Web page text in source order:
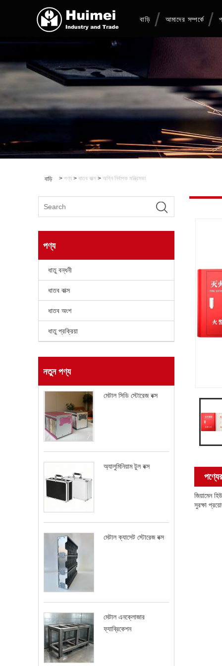
বাড়ি আমাদের সম্পর্কে
বাড়ি > পণ্য > ধাতব বাক্স > অগ্নি নির্বাপক মন্ত্রিসভা
পণ্য
ধাতু বন্ধনী
ধাতব বাক্স
ধাতব অংশ
ধাতু প্রক্রিয়া
নতুন পণ্য
মেটাল সিডি স্টোরেজ বক্স
অ্যালুমিনিয়াম টুল বক্স
মেটাল ক্যাসেট স্টোরেজ বক্স
মেটাল এনক্লোজার
ফ্যাব্রিকেশন
জিয়ামেন
সুরক্ষা